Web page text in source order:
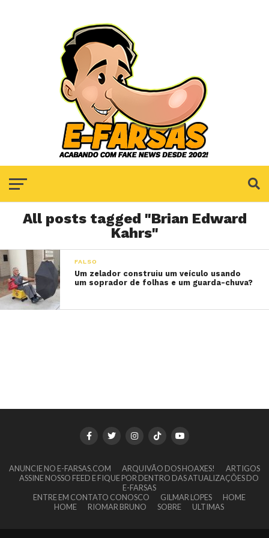
All posts tagged "Brian Edward
Kahrs"
FALSO
Um zelador construiu um veículo usando
um soprador de folhas e um guarda-chuva?
ANUNCIE NO E-FARSAS.COM ARQUIVÃO DOS HOAXES!
ARTIGOS
ASSINE NOSSO FEED E FIQUE POR DENTRO DAS ATUALIZAÇÕES DO
E-FARSAS
ENTRE EM CONTATO CONOSCO
GILMAR LOPES
HOME
HOME
RIOMAR BRUNO SOBRE ULTIMAS